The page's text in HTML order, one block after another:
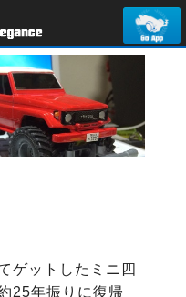
ゲットしたミニ四
25年振りに復帰